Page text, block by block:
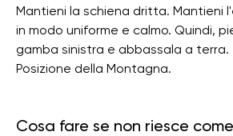
Mantieni la schiena dritta. Mantieni
in modo uniforme e calmo. Quindi,
gamba sinistra e abbassala a terra.
Posizione della Montagna.
Cosa fare se non riesce